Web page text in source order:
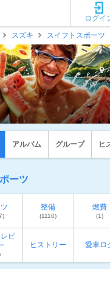
ログイ
スズキ スイフトスポーツ
アルバム グループ ヒ
ーツ
整備
(1110)
燃費
(1)
ビ
ヒストリー 愛車ロ